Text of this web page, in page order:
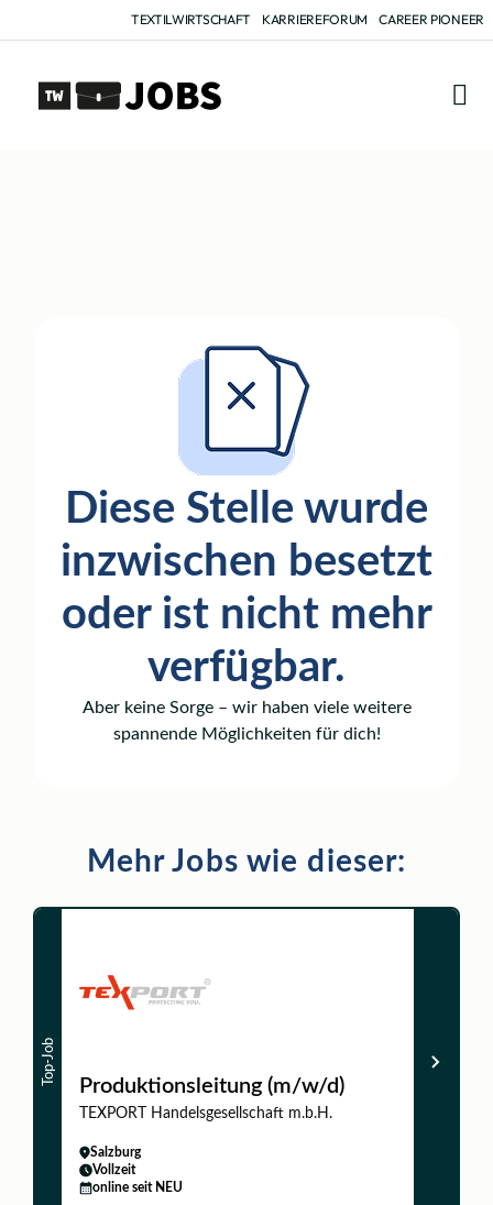
TEXTILWIRTSCHAFT KARRIEREFORUM CAREER PIONEER
Diese Stelle wurde
inzwischen besetzt
oder ist nicht mehr
verfügbar.
Aber keine Sorge – wir haben viele weitere
spannende Möglichkeiten für dich!
Mehr Jobs wie dieser:
Top-Job
Produktionsleitung (m/w/d)
TEXPORT Handelsgesellschaft m.b.H.
Salzburg
Vollzeit
online seit NEU